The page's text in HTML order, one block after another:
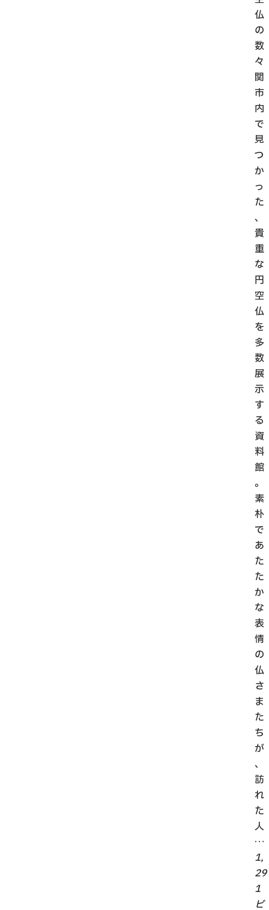
仏
の
数
々
関
市
内
で
見
つ
か
っ
た
、
貴
重
な
円
空
仏
を
多
数
展
示
す
る
資
料
館
。
素
朴
で
あ
た
た
か
な
表
情
の
仏
さ
ま
た
ち
が
、
訪
れ
た
人
…
1,
29
1
ビ